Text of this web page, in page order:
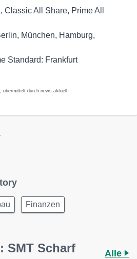
Classic All Share, Prime All
München, Hamburg,
Standard: Frankfurt
durch news aktuell
Finanzen
SMT Scharf
Alle